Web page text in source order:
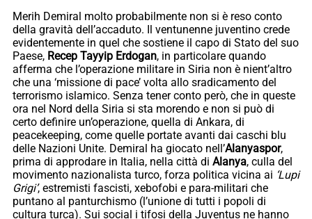
Merih Demiral molto probabilmente non si è reso conto
della gravità dell’accaduto. Il ventunenne juventino crede
evidentemente in quel che sostiene il capo di Stato del suo
Paese, Recep Tayyip Erdogan, in particolare quando
afferma che l’operazione militare in Siria non è nient’altro
che una ‘missione di pace’ volta allo sradicamento del
terrorismo islamico. Senza tener conto però, che in queste
ora nel Nord della Siria si sta morendo e non si può di
certo definire un’operazione, quella di Ankara, di
peacekeeping, come quelle portate avanti dai caschi blu
delle Nazioni Unite. Demiral ha giocato nell’Alanyaspor,
prima di approdare in Italia, nella città di Alanya, culla del
movimento nazionalista turco, forza politica vicina ai ‘Lupi
Grigi’, estremisti fascisti, xebofobi e para-militari che
puntano al panturchismo (l’unione di tutti i popoli di
cultura turca). Sui social i tifosi della Juventus ne hanno